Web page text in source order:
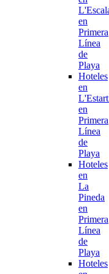
en
Primera
Línea
de
Playa
Hoteles
en
en
Primera
Línea
de
Playa
Hoteles
en
La
Pineda
en
Primera
Línea
de
Playa
Hoteles